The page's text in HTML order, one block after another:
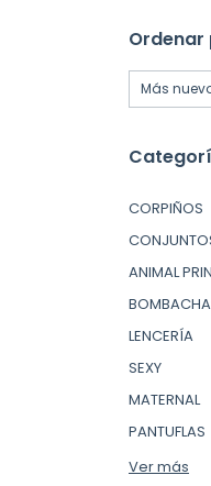
Ordenar
CORPIÑOS
ANIMAL
LENCERÍA
SEXY
MATERNAL
PANTUFLAS
Ver más